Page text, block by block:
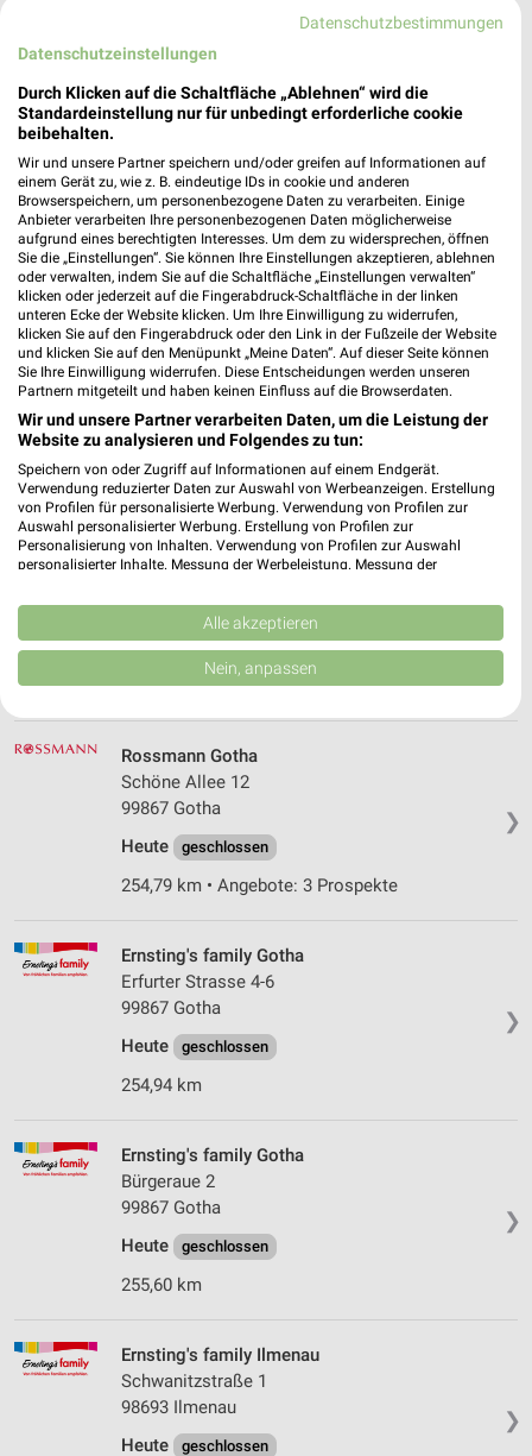
Heute geschlossen
235,47 km • Angebote: 3 Prospekte
Ernsting's family Erfurt
Mainzer Straße 38
99089 Erfurt
Heute geschlossen
235,47 km
Rossmann Erfurt
Moskauer Platz 20
99091 Erfurt
Heute geschlossen
235,93 km • Angebote: 3 Prospekte
Ernsting's family Erfurt
99091 Erfurt
Heute geschlossen
236,08 km
❯
Rossmann Gotha
Schöne Allee 12
99867 Gotha
Heute
geschlossen
254,79 km • Angebote: 3 Prospekte
❯
Ernsting's family Gotha
Erfurter Strasse 4-6
99867 Gotha
Heute
geschlossen
254,94 km
❯
Ernsting's family Gotha
Bürgeraue 2
99867 Gotha
Heute
geschlossen
255,60 km
❯
Ernsting's family Ilmenau
Schwanitzstraße 1
98693 Ilmenau
Heute
geschlossen
Datenschutzbestimmungen
Datenschutzeinstellungen
Durch Klicken auf die Schaltfläche „Ablehnen“ wird die
Standardeinstellung nur für unbedingt erforderliche cookie
beibehalten.
Wir und unsere Partner speichern und/oder greifen auf Informationen auf
einem Gerät zu, wie z. B. eindeutige IDs in cookie und anderen
Browserspeichern, um personenbezogene Daten zu verarbeiten. Einige
Anbieter verarbeiten Ihre personenbezogenen Daten möglicherweise
aufgrund eines berechtigten Interesses. Um dem zu widersprechen, öffnen
Sie die „Einstellungen“. Sie können Ihre Einstellungen akzeptieren, ablehnen
oder verwalten, indem Sie auf die Schaltfläche „Einstellungen verwalten“
klicken oder jederzeit auf die Fingerabdruck-Schaltfläche in der linken
unteren Ecke der Website klicken. Um Ihre Einwilligung zu widerrufen,
klicken Sie auf den Fingerabdruck oder den Link in der Fußzeile der Website
und klicken Sie auf den Menüpunkt „Meine Daten“. Auf dieser Seite können
Sie Ihre Einwilligung widerrufen. Diese Entscheidungen werden unseren
Partnern mitgeteilt und haben keinen Einfluss auf die Browserdaten.
Wir und unsere Partner verarbeiten Daten, um die Leistung der
Website zu analysieren und Folgendes zu tun:
Speichern von oder Zugriff auf Informationen auf einem Endgerät.
Verwendung reduzierter Daten zur Auswahl von Werbeanzeigen. Erstellung
von Profilen für personalisierte Werbung. Verwendung von Profilen zur
Auswahl personalisierter Werbung. Erstellung von Profilen zur
Personalisierung von Inhalten. Verwendung von Profilen zur Auswahl
personalisierter Inhalte. Messung der Werbeleistung. Messung der
Kombinationen von Daten aus verschiedenen Quellen. Entwicklung und
Verbesserung der Angebote. Verwendung reduzierter Daten zur Auswahl
von Inhalten.
Daten können außerhalb der Europäischen Union weitergegeben und in die
Website/App.
Partnerliste anzeigen (1 IAB-Anbieter)
Wir nutzen Ihre Daten für folgende Zwecke:
IAB-Verarbeitungszwecke:
Speichern von oder Zugriff auf Informationen
Werbeanzeigen
Erstellung von Profilen für personalisierte
Verwendung von Profilen zur Auswahl
personalisierter Werbung
von Inhalten
Verwendung von Profilen zur Auswahl
personalisierter Inhalte
Messung der Werbeleistung
Analyse von Zielgruppen durch Statistiken oder
Kombinationen von Daten aus verschiedenen
Entwicklung und Verbesserung der Angebote
Alle akzeptieren
Nein, anpassen